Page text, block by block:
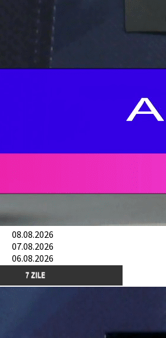
08.08.2026
07.08.2026
06.08.2026